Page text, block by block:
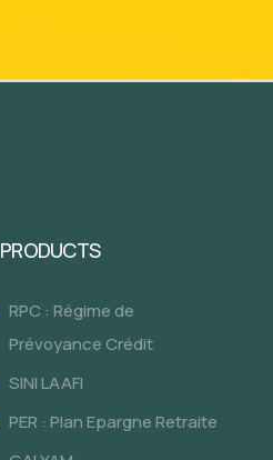
PRODUCTS
RPC : Régime de
Prévoyance Crédit
SINI LAAFI
PER : Plan Epargne Retraite